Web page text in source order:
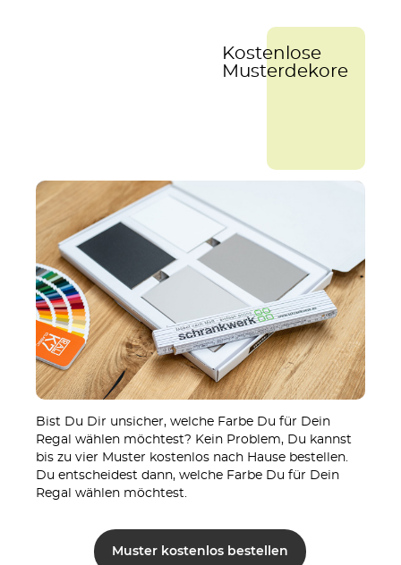
Kostenlose
Musterdekore
Bist Du Dir unsicher, welche Farbe Du für Dein
Regal wählen möchtest? Kein Problem, Du kannst
bis zu vier Muster kostenlos nach Hause bestellen.
Du entscheidest dann, welche Farbe Du für Dein
Regal wählen möchtest.
Muster kostenlos bestellen